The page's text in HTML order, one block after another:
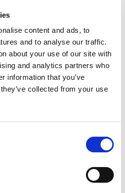
content and ads, to
and to analyse our traffic.
about your use of our site with
and analytics partners who
information that you’ve
collected from your use
如何重新定义一级方程式赛车的性能极